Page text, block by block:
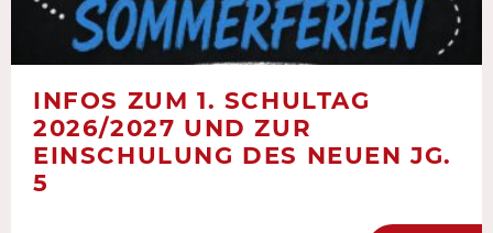
INFOS ZUM 1. SCHULTAG
2026/2027 UND ZUR
EINSCHULUNG DES NEUEN JG.
5